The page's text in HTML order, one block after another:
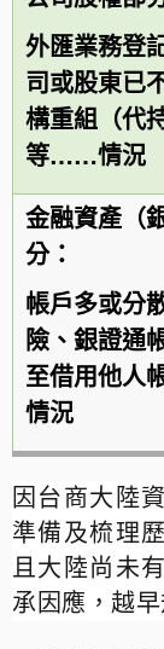
外匯業務登
司或股東已
構重組（代
等……情況
金融資產（
分：
帳戶多或分
險、銀證通
至借用他人
情況
因台商大陸
準備及梳理
且大陸尚未
承因應，越